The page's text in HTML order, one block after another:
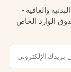
والعافية -
الوارد الخاص